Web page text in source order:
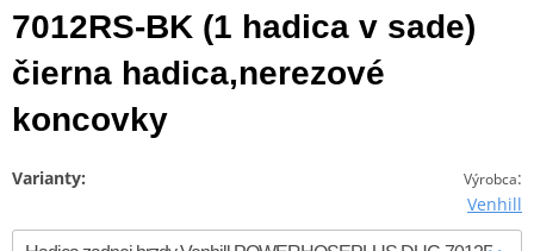
7012RS-BK (1 hadica v sade)
čierna hadica,nerezové
koncovky
Výrobca:
Venhill
Varianty: